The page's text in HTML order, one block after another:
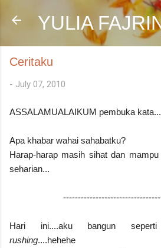
Skip to main
YULIA
Ceritaku
- July 07, 2010
ASSALAMUALAIKUM pembuka
Apa khabar wahai sahabatku?
Harap-harap masih sihat dan
seharian...
Hari ini....aku bangun seperti
rushing....hehehe